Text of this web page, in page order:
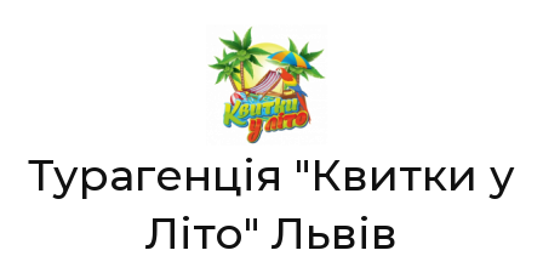
Турагенція "Квитки у
Літо" Львів